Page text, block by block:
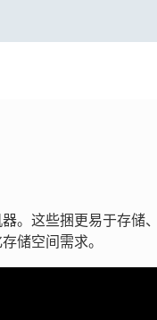
。这些捆更易于存储
储空间需求。